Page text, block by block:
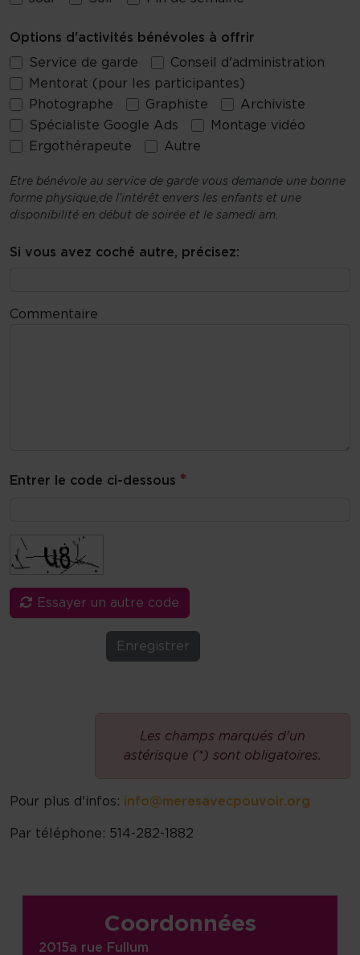
Options d'activités bénévoles à offrir
Service de garde
Conseil d'administration
Mentorat (pour les participantes)
Photographe
Graphiste
Archiviste
Spécialiste Google Ads
Montage vidéo
Ergothérapeute
Autre
Etre bénévole au service de garde vous demande une bonne
forme physique,de l'intérêt envers les enfants et une
disponibilité en début de soirée et le samedi am.
Si vous avez coché autre, précisez:
Commentaire
Entrer le code ci-dessous *
Essayer un autre code
Les champs marqués d'un
astérisque (*) sont obligatoires.
Pour plus d'infos: info@meresavecpouvoir.org
Par téléphone: 514-282-1882
Coordonnées
2015a rue Fullum